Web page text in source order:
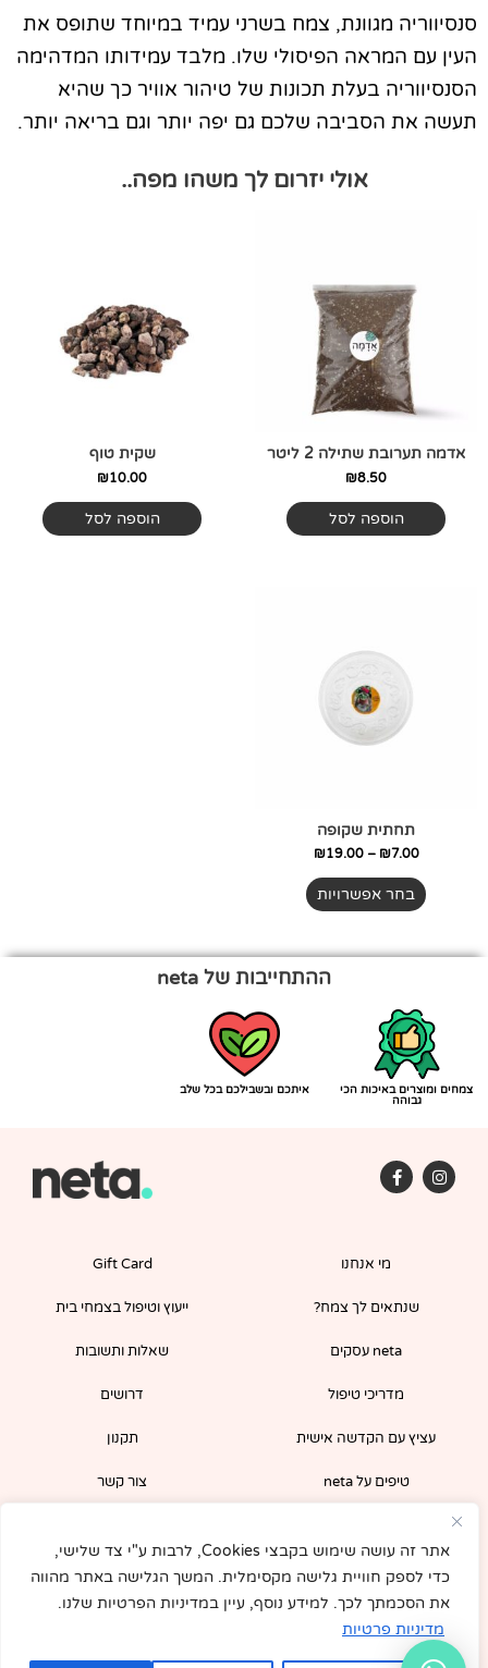
אתר זה עושה שימוש בקבצי Cookies, לרבות ע"י צד שלישי,
כדי לספק חוויית גלישה מקסימלית. המשך הגלישה באתר מהווה
את הסכמתך לכך. למידע נוסף, עיין במדיניות הפרטיות שלנו.
מדיניות פרטיות
סנסיווריה מגוונת, צמח בשרני עמיד במיוחד שתופס את
העין עם המראה הפיסולי שלו. מלבד עמידותו המדהימה
הסנסיווריה בעלת תכונות של טיהור אוויר כך שהיא
תעשה את הסביבה שלכם גם יפה יותר וגם בריאה יותר.
אולי יזרום לך משהו מפה..
אדמה תערובת שתילה 2 ליטר
₪8.50
הוספה לסל
שקית טוף
₪10.00
הוספה לסל
תחתית שקופה
₪7.00
–
₪19.00
בחר אפשרויות
מספר
סוגים.
ניתן
לבחור
המוצר
ההתחייבות של neta
צמחים ומוצרים באיכות הכי
גבוהה
איתכם ובשבילכם בכל שלב
I
n
F
a
o
f
מי אנחנו
שנתאים לך צמח?
neta עסקים
מדריכי טיפול
עציץ עם הקדשה אישית
טיפים על neta
Gift Card
ייעוץ וטיפול בצמחי בית
שאלות ותשובות
דרושים
תקנון
צור קשר
הירשמו לניוזלטר שלנו וקבלו קופון 5% לרכישה
מיידית באתר!